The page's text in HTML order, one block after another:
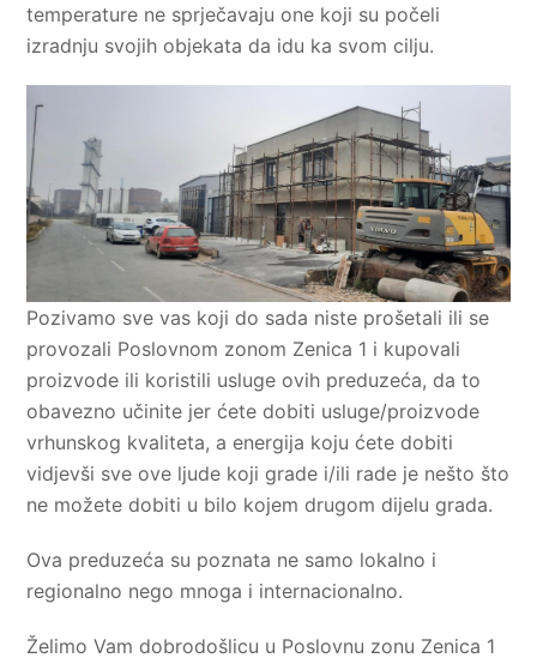
temperature ne sprječavaju one koji su počeli
izradnju svojih objekata da idu ka svom cilju.
Pozivamo sve vas koji do sada niste prošetali ili se
provozali Poslovnom zonom Zenica 1 i kupovali
proizvode ili koristili usluge ovih preduzeća, da to
obavezno učinite jer ćete dobiti usluge/proizvode
vrhunskog kvaliteta, a energija koju ćete dobiti
vidjevši sve ove ljude koji grade i/ili rade je nešto što
ne možete dobiti u bilo kojem drugom dijelu grada.
Ova preduzeća su poznata ne samo lokalno i
regionalno nego mnoga i internacionalno.
Želimo Vam dobrodošlicu u Poslovnu zonu Zenica 1